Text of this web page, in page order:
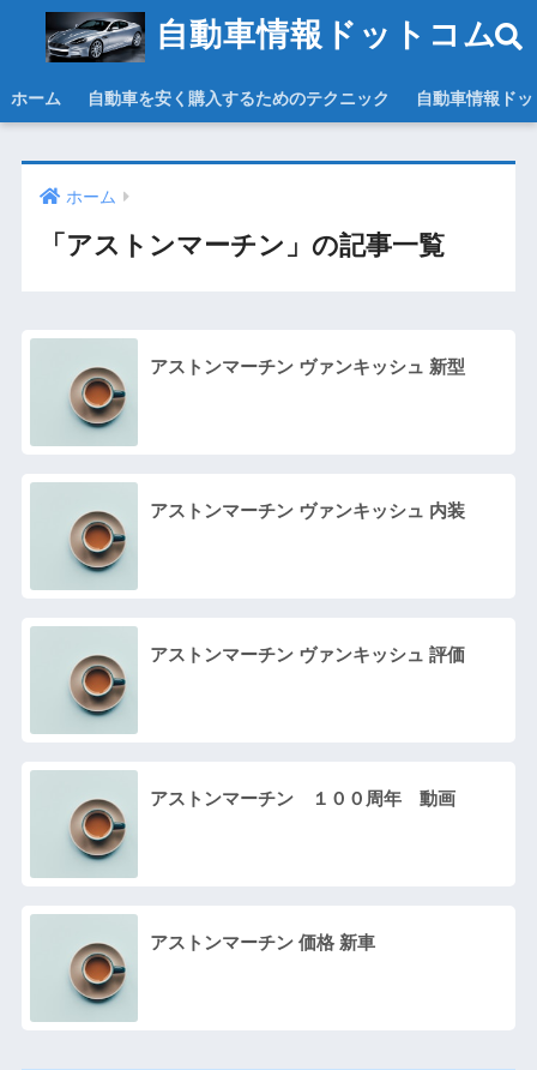
自動車情報ドットコム
ホーム 自動車を安く購入するためのテクニック 自動車情報ド
ホーム
「アストンマーチン」の記事一覧
アストンマーチン ヴァンキッシュ 新型
アストンマーチン ヴァンキッシュ 内装
アストンマーチン ヴァンキッシュ 評価
アストンマーチン １００周年 動画
アストンマーチン 価格 新車